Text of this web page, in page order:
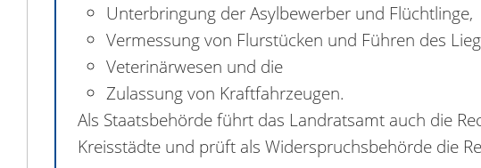
Unterbringung der Asylbewerber und Flüchtlinge,
Vermessung von Flurstücken und Führen des
Veterinärwesen und die
Zulassung von Kraftfahrzeugen.
Als Staatsbehörde führt das Landratsamt auch die
Kreisstädte und prüft als Widerspruchsbehörde die